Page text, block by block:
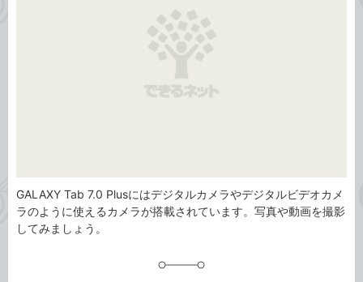
GALAXY Tab 7.0 Plusにはデジタルカメラやデジタルビデオカメ
ラのように使えるカメラが搭載されています。写真や動画を撮影
してみましょう。